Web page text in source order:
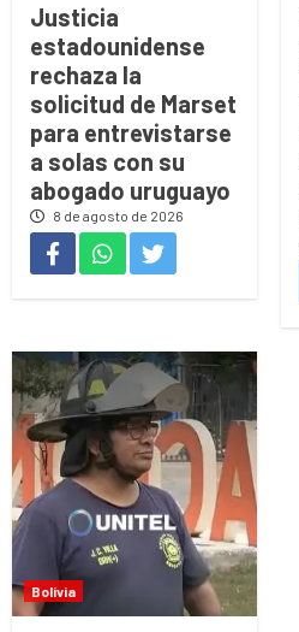
Justicia
estadounidense
rechaza la
solicitud de Marset
para entrevistarse
a solas con su
abogado uruguayo
8 de agosto de 2026
Bolivia